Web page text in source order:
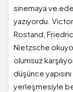
sinemaya ve
yazıyordu.
Rostand,
Nietzsche
olumsuz
düşünce
yerleşmesiyle